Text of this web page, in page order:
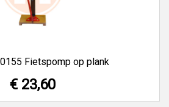
Fietspomp op plank
€ 23,60